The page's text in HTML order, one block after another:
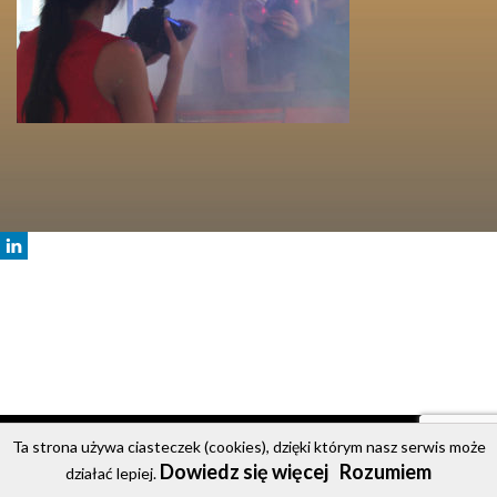
© 2020 Party Bus
Strona główna
Oferta Cennik Galeria Kontakt
Ta strona używa ciasteczek (cookies), dzięki którym nasz serwis może
działać lepiej. Dowiedz się więcej Rozumiem